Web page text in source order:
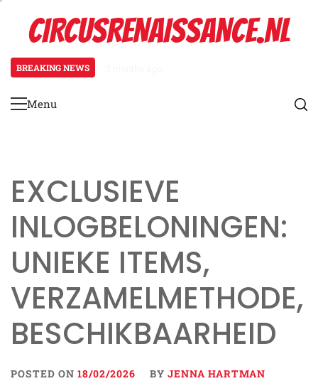
contentCIRCUSRENAISSANCE.NL
BREAKING NEWS
Primary
Menu
EXCLUSIEVE
INLOGBELONINGEN:
UNIEKE ITEMS,
VERZAMELMETHODE,
BESCHIKBAARHEID
POSTED ON 18/02/2026 BY JENNA HARTMAN